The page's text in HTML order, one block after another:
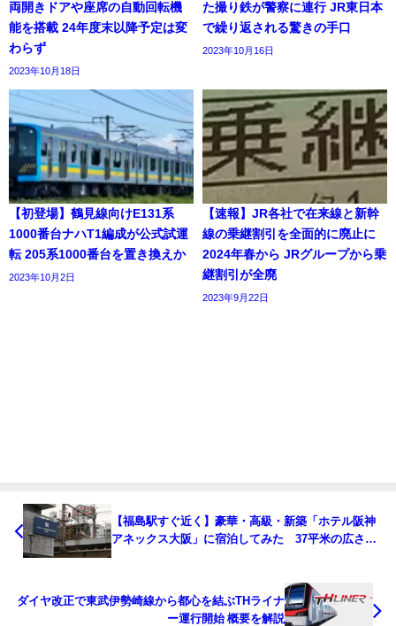
両開きドアや座席の自動回転機
能を搭載 24年度末以降予定は変
わらず
2023年10月18日
た撮り鉄が警察に連行 JR東日本
で繰り返される驚きの手口
2023年10月16日
【初登場】鶴見線向けE131系
1000番台ナハT1編成が公式試運
転 205系1000番台を置き換えか
2023年10月2日
【速報】JR各社で在来線と新幹
線の乗継割引を全面的に廃止に
2024年春から JRグループから乗
継割引が全廃
2023年9月22日
【福島駅すぐ近く】豪華・高級・新築「ホテル阪神
アネックス大阪」に宿泊してみた 37平米の広さの
ダイヤ改正で東武伊勢崎線から都心を結ぶTHライナ
ー運行開始 概要を解説